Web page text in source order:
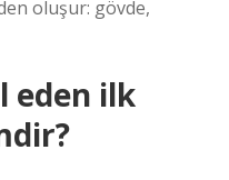
oluşur: gövde,
eden ilk